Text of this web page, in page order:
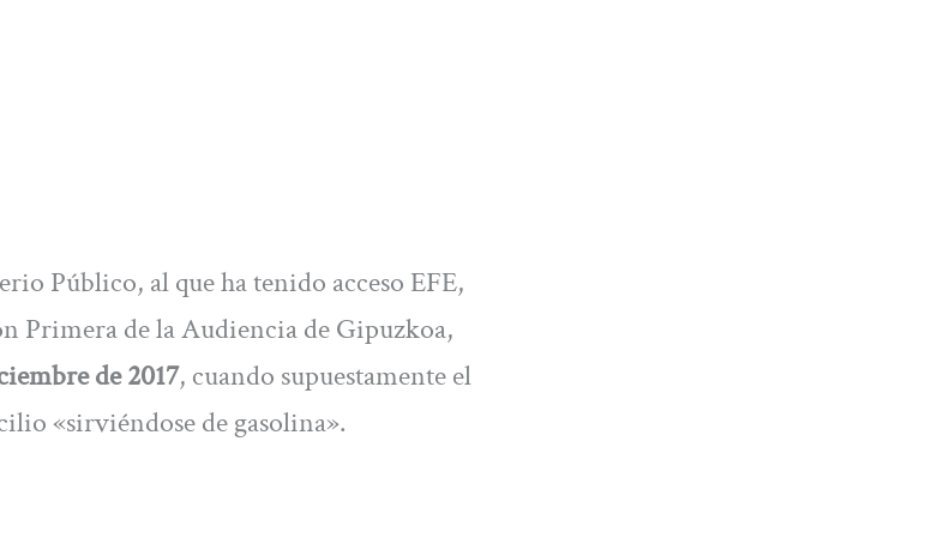
Público, al que ha tenido acceso EFE,
Primera de la Audiencia de Gipuzkoa,
de 2017, cuando supuestamente el
«sirviéndose de gasolina».